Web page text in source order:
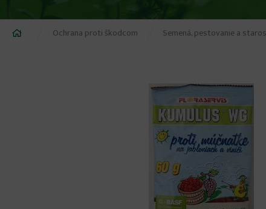
Nachádzate
Ochrana proti škodcom Semená, pestovanie a